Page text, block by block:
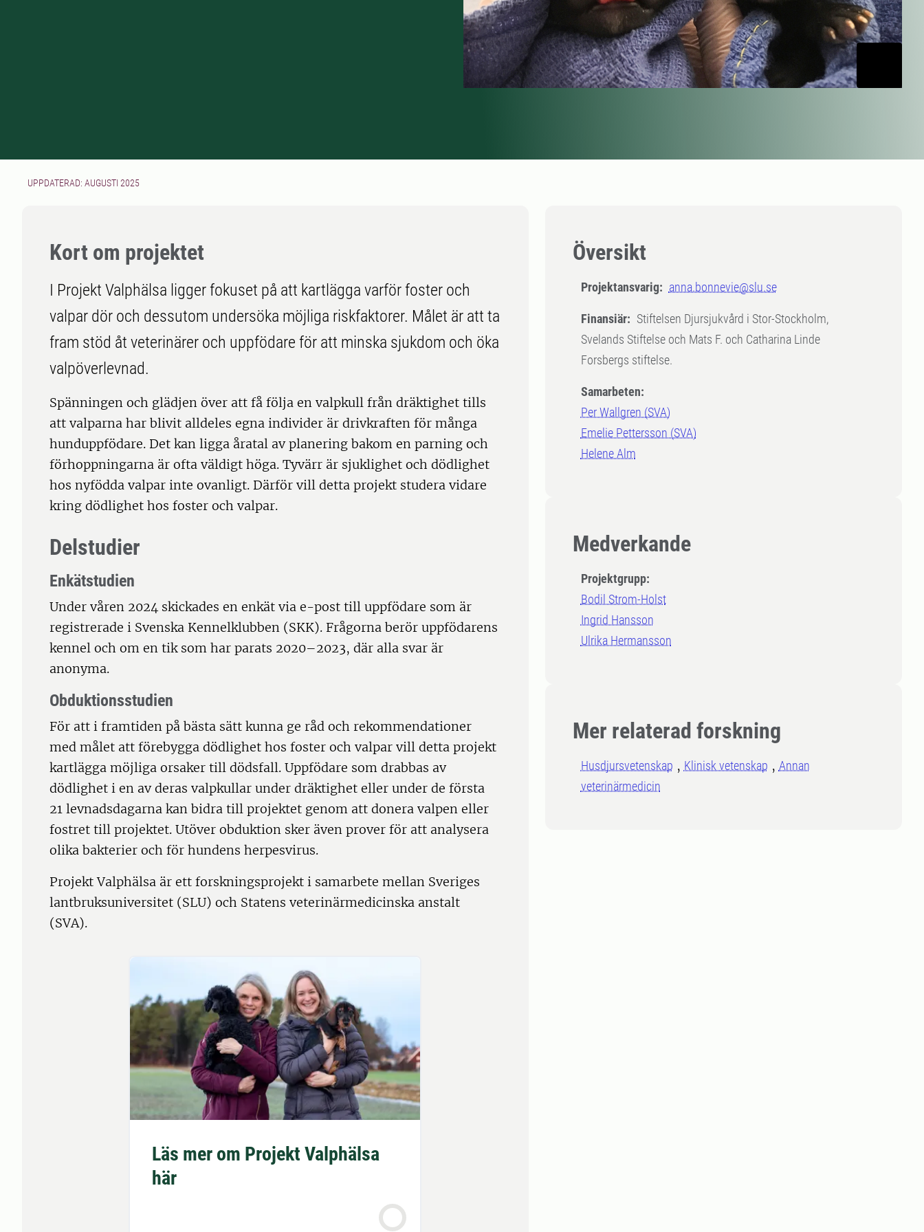
UPPDATERAD: AUGUSTI 2025
Översikt
Projektansvarig: anna.bonnevie@slu.se
Finansiär: Stiftelsen Djursjukvård i Stor-Stockholm,
Svelands Stiftelse och Mats F. och Catharina Linde
Forsbergs stiftelse.
Samarbeten:
Per Wallgren (SVA)
Emelie Pettersson (SVA)
Helene Alm
Medverkande
Projektgrupp:
Bodil Strom-Holst
Ingrid Hansson
Ulrika Hermansson
Mer relaterad forskning
Husdjursvetenskap Klinisk vetenskap
Annan
veterinärmedicin
Kort om projektet
I Projekt Valphälsa ligger fokuset på att kartlägga varför foster och
valpar dör och dessutom undersöka möjliga riskfaktorer. Målet är att ta
fram stöd åt veterinärer och uppfödare för att minska sjukdom och öka
valpöverlevnad.
Spänningen och glädjen över att få följa en valpkull från dräktighet tills
att valparna har blivit alldeles egna individer är drivkraften för många
hunduppfödare. Det kan ligga åratal av planering bakom en parning och
förhoppningarna är ofta väldigt höga. Tyvärr är sjuklighet och dödlighet
hos nyfödda valpar inte ovanligt. Därför vill detta projekt studera vidare
kring dödlighet hos foster och valpar.
Delstudier
Enkätstudien
Under våren 2024 skickades en enkät via e-post till uppfödare som är
registrerade i Svenska Kennelklubben (SKK). Frågorna berör uppfödarens
kennel och om en tik som har parats 2020–2023, där alla svar är
anonyma.
Obduktionsstudien
För att i framtiden på bästa sätt kunna ge råd och rekommendationer
med målet att förebygga dödlighet hos foster och valpar vill detta projekt
kartlägga möjliga orsaker till dödsfall. Uppfödare som drabbas av
dödlighet i en av deras valpkullar under dräktighet eller under de första
21 levnadsdagarna kan bidra till projektet genom att donera valpen eller
fostret till projektet. Utöver obduktion sker även prover för att analysera
olika bakterier och för hundens herpesvirus.
Projekt Valphälsa är ett forskningsprojekt i samarbete mellan Sveriges
lantbruksuniversitet (SLU) och Statens veterinärmedicinska anstalt
(SVA).
Läs mer om Projekt Valphälsa
här